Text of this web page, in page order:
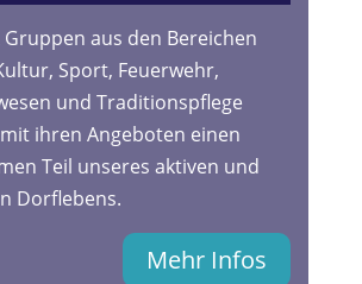
aus den Bereichen
Sport, Feuerwehr,
und Traditionspflege
ihren Angeboten einen
Teil unseres aktiven und
Dorflebens.
Mehr Infos